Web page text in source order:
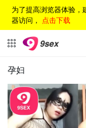
为了提高浏览器体验，
器访问， 点击下载
孕妇